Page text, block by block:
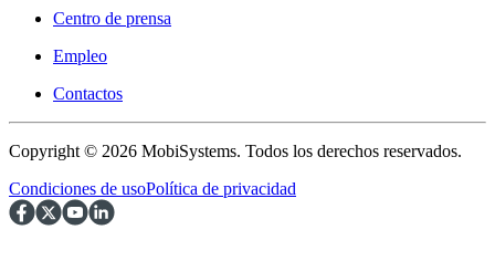
Centro de prensa
Empleo
Contactos
Copyright © 2026 MobiSystems. Todos los derechos reservados.
Condiciones de usoPolítica de privacidad